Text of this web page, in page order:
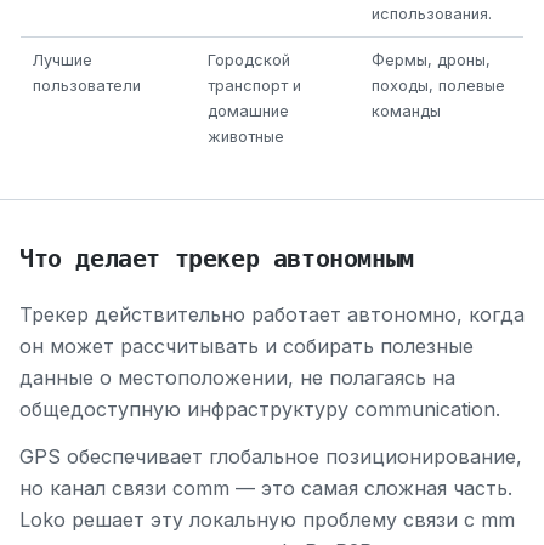
использования.
Лучшие
пользователи
Городской
транспорт и
домашние
животные
Фермы, дроны,
походы, полевые
команды
Что делает трекер автономным
Трекер действительно работает автономно, когда
он может рассчитывать и собирать полезные
данные о местоположении, не полагаясь на
общедоступную инфраструктуру communication.
GPS обеспечивает глобальное позиционирование,
но канал связи comm — это самая сложная часть.
Loko решает эту локальную проблему связи с mm